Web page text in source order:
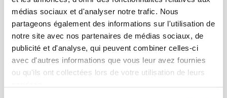
médias sociaux et d'analyser notre trafic. Nous
partageons également des informations sur l'utilisation de
notre site avec nos partenaires de médias sociaux, de
publicité et d'analyse, qui peuvent combiner celles-ci
avec d'autres informations que vous leur avez fournies
ou qu'ils ont collectées lors de votre utilisation de leurs
Presses de Sciences Po participent depuis leur création en 1976
à la transmission des savoirs et des idéescontinuer
CONTACTS
FOREIGN RIGHTS